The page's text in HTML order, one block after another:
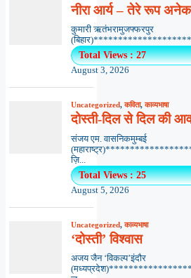
नीरा आर्य – तेरे रूप अनेक
कुमारी ऋतंभरामुजफ्फरपुर
Total Views : 27
August 3, 2026
Uncategorized,कविता,काव्यभाषा
दोस्ती-दिल से दिल की
संजय एम. वासनिकमुम्बई
ज़ि...
Total Views : 25
August 5, 2026
Uncategorized,काव्यभाषा
‘दोस्ती’ विश्वास
अजय जैन ‘विकल्प’इंदौर